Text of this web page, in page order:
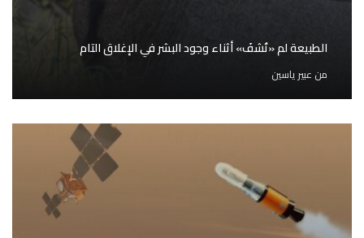
الطبيعة لم «تُشفَ» أثناء وجود البشر في الإغلاق التام
من عبير ياسين